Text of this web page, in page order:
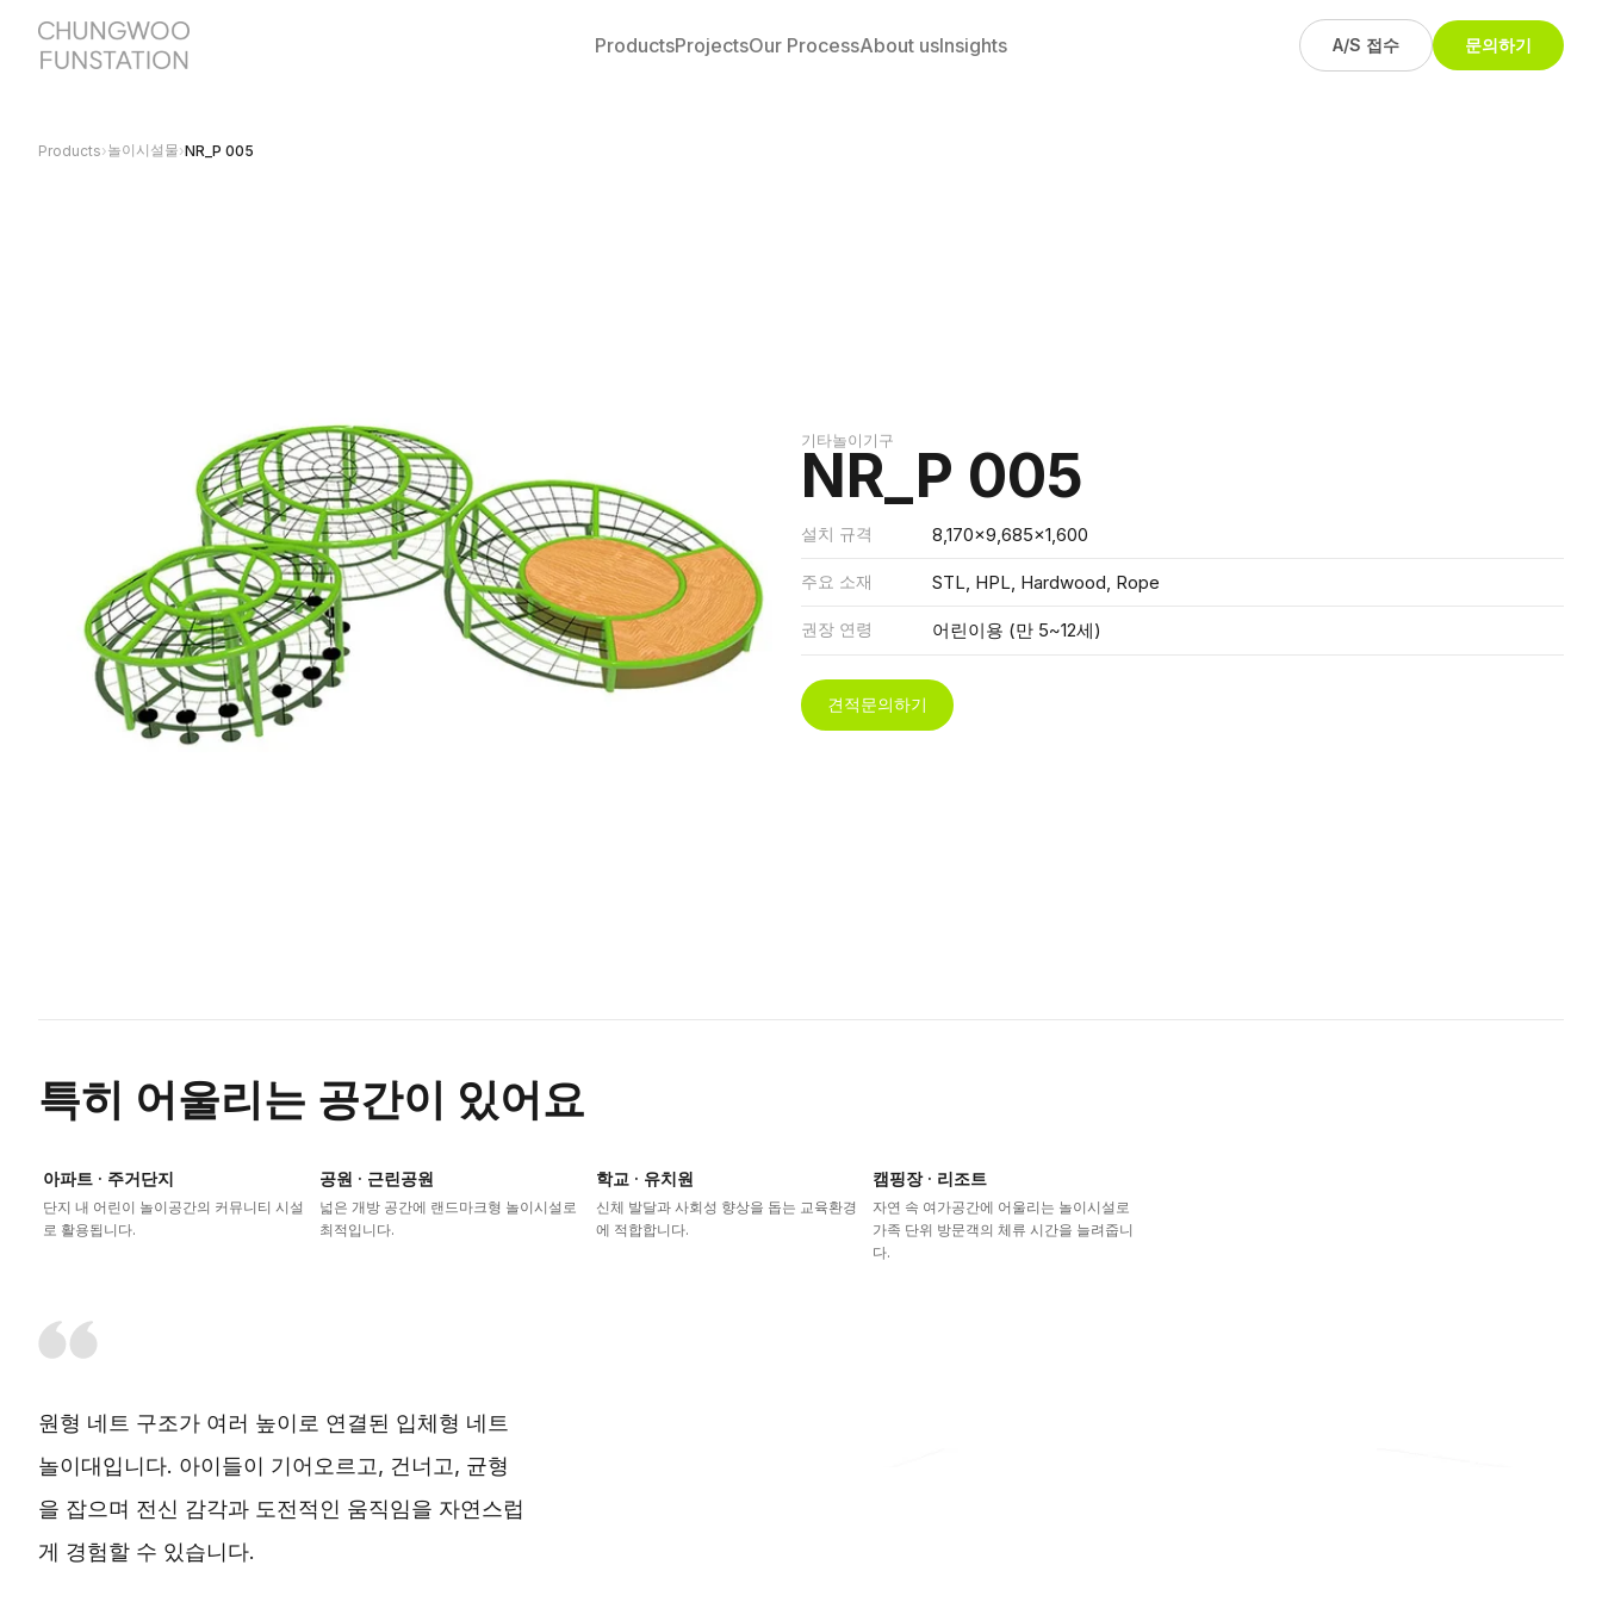
ProductsProjectsOur ProcessAbout usInsights A/S 접수 문의하기
Products›놀이시설물›NR_P 005
기타놀이기구
NR_P 005
설치 규격 8,170x9,685x1,600
주요 소재 STL, HPL, Hardwood, Rope
권장 연령 어린이용 (만 5~12세)
견적문의하기
특히 어울리는 공간이 있어요
아파트 · 주거단지
단지 내 어린이 놀이공간의 커뮤니티 시설
로 활용됩니다.
공원 · 근린공원
넓은 개방 공간에 랜드마크형 놀이시설로
최적입니다.
학교 · 유치원
신체 발달과 사회성 향상을 돕는 교육환경
에 적합합니다.
캠핑장 · 리조트
자연 속 여가공간에 어울리는 놀이시설로
가족 단위 방문객의 체류 시간을 늘려줍니
다.
원형 네트 구조가 여러 높이로 연결된 입체형 네트
놀이대입니다. 아이들이 기어오르고, 건너고, 균형
을 잡으며 전신 감각과 도전적인 움직임을 자연스럽
게 경험할 수 있습니다.